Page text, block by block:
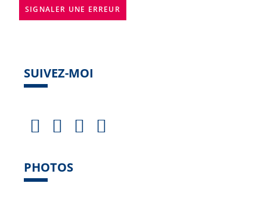
SIGNALER UNE ERREUR
SUIVEZ-MOI
PHOTOS